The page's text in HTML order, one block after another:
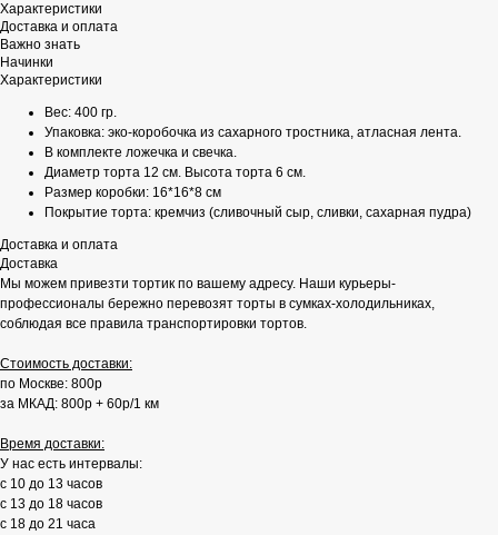
Характеристики
Доставка и оплата
Важно знать
Начинки
Характеристики
Вес: 400 гр.
Упаковка: эко-коробочка из сахарного тростника, атласная лента.
В комплекте ложечка и свечка.
Диаметр торта 12 см. Высота торта 6 см.
Размер коробки: 16*16*8 см
Покрытие торта: кремчиз (сливочный сыр, сливки, сахарная пудра)
Доставка и оплата
Доставка
Мы можем привезти тортик по вашему адресу. Наши курьеры-
профессионалы бережно перевозят торты в сумках-холодильниках,
соблюдая все правила транспортировки тортов.
Стоимость доставки:
по Москве: 800р
за МКАД: 800р + 60р/1 км
Время доставки:
У нас есть интервалы:
с 10 до 13 часов
с 13 до 18 часов
с 18 до 21 часа